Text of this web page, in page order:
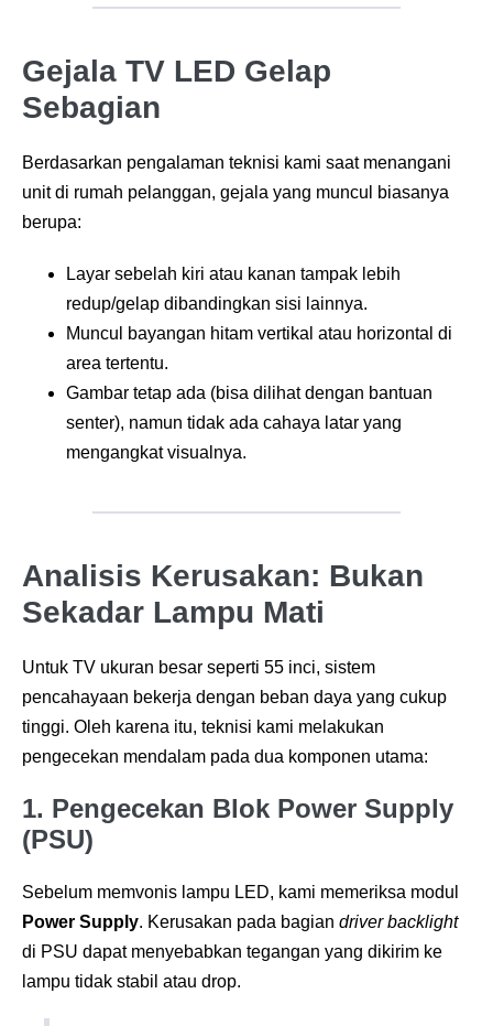
Gejala TV LED Gelap
Sebagian
Berdasarkan pengalaman teknisi kami saat menangani
unit di rumah pelanggan, gejala yang muncul biasanya
berupa:
Layar sebelah kiri atau kanan tampak lebih
redup/gelap dibandingkan sisi lainnya.
Muncul bayangan hitam vertikal atau horizontal di
area tertentu.
Gambar tetap ada (bisa dilihat dengan bantuan
senter), namun tidak ada cahaya latar yang
mengangkat visualnya.
Analisis Kerusakan: Bukan
Sekadar Lampu Mati
Untuk TV ukuran besar seperti 55 inci, sistem
pencahayaan bekerja dengan beban daya yang cukup
tinggi. Oleh karena itu, teknisi kami melakukan
pengecekan mendalam pada dua komponen utama:
1. Pengecekan Blok Power Supply
(PSU)
Sebelum memvonis lampu LED, kami memeriksa modul
Power Supply. Kerusakan pada bagian driver backlight
di PSU dapat menyebabkan tegangan yang dikirim ke
lampu tidak stabil atau drop.